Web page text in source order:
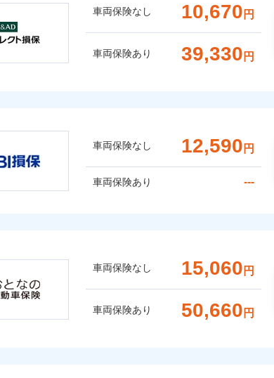
車両保険なし 10,670 円
車両保険あり 39,330 円
車両保険なし 12,590 円
車両保険あり ---
車両保険なし 15,060 円
車両保険あり 50,660 円